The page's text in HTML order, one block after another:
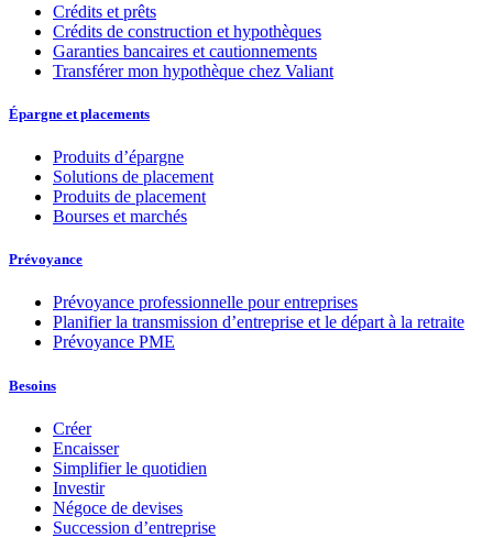
Crédits et prêts
Crédits de construction et hypothèques
Garanties bancaires et cautionnements
Transférer mon hypothèque chez Valiant
Épargne et placements
Produits d’épargne
Solutions de placement
Produits de placement
Bourses et marchés
Prévoyance
Prévoyance professionnelle pour entreprises
Planifier la transmission d’entreprise et le départ à la retraite
Prévoyance PME
Besoins
Créer
Encaisser
Simplifier le quotidien
Investir
Négoce de devises
Succession d’entreprise